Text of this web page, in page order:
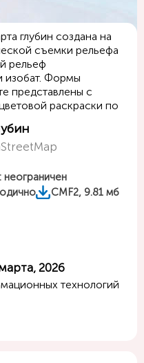
глубин создана на
съемки рельефа
рельеф
изобат. Формы
представлены с
раскраски по
неограничен
CMF2, 9.81 мб
2026
технологий